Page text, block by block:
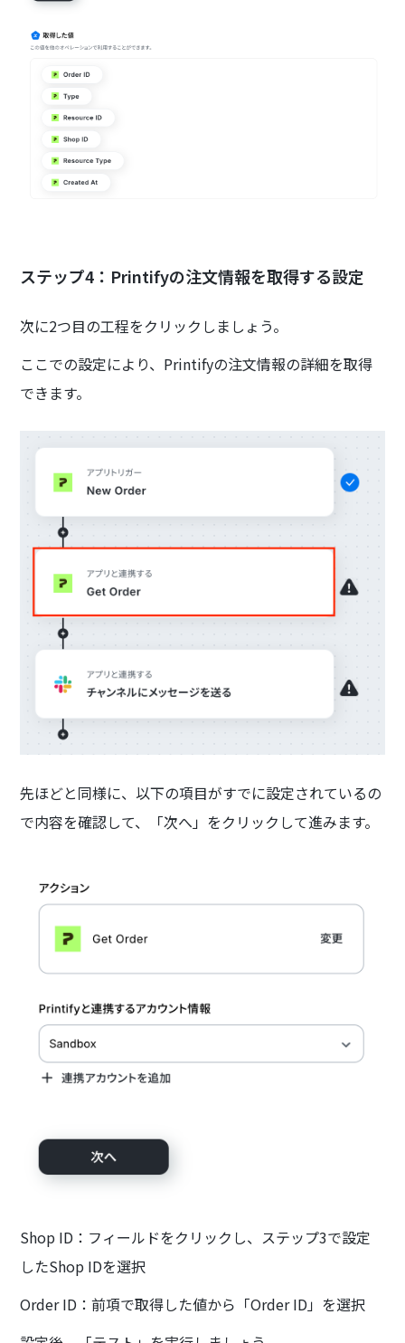
ステップ4：Printifyの注文情報を取得する設定
次に2つ目の工程をクリックしましょう。
ここでの設定により、Printifyの注文情報の詳細を取得
できます。
先ほどと同様に、以下の項目がすでに設定されているの
で内容を確認して、「次へ」をクリックして進みます。
Shop ID：フィールドをクリックし、ステップ3で設定
したShop IDを選択
Order ID：前項で取得した値から「Order ID」を選択